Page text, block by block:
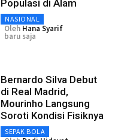
Populasi di Alam
NASIONAL
Oleh Hana Syarif
baru saja
Bernardo Silva Debut
di Real Madrid,
Mourinho Langsung
Soroti Kondisi Fisiknya
SEPAK BOLA